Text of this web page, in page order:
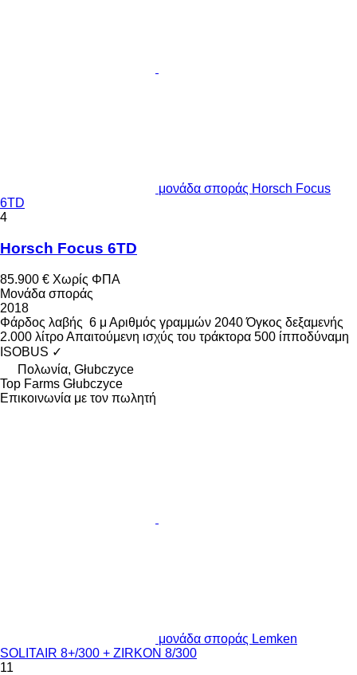
μονάδα σποράς Horsch Focus
6TD
4
Horsch Focus 6TD
85.900 € Χωρίς ΦΠΑ
Μονάδα σποράς
2018
Φάρδος λαβής 6 μ Αριθμός γραμμών 2040 Όγκος δεξαμενής
2.000 λίτροΑπαιτούμενη ισχύς του τράκτορα 500 ίπποδύναμη
ISOBUS ✓
Πολωνία, Głubczyce
Top Farms Głubczyce
Επικοινωνία με τον πωλητή
μονάδα σποράς Lemken
SOLITAIR 8+/300 + ZIRKON 8/300
11